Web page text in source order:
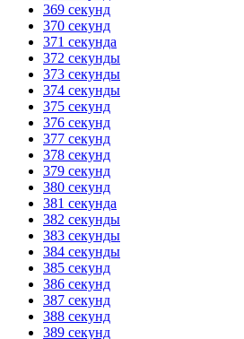
369 секунд
370 секунд
371 секунда
372 секунды
373 секунды
374 секунды
375 секунд
376 секунд
377 секунд
378 секунд
379 секунд
380 секунд
381 секунда
382 секунды
383 секунды
384 секунды
385 секунд
386 секунд
387 секунд
388 секунд
389 секунд